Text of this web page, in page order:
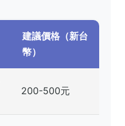
建議價格（新台
幣）
200-500元